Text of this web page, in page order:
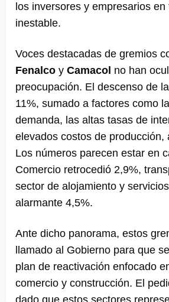
los inversores y empresarios en
inestable.
Voces destacadas de gremios
Fenalco y Camacol no han
preocupación. El descenso de
11%, sumado a factores como
demanda, las altas tasas de
elevados costos de producción,
Los números parecen estar en
Comercio retrocedió 2,9%,
sector de alojamiento y
alarmante 4,5%.
Ante dicho panorama, estos
llamado al Gobierno para que
plan de reactivación enfocado
comercio y construcción. El